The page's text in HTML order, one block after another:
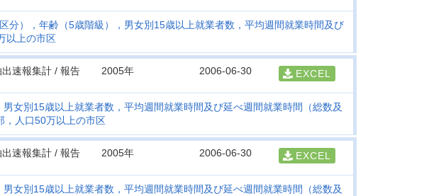
分），年齢（5歳階級），男女別15歳以上就業者数，平均週間就業時間及び
以上の市区
速報集計 / 報告
2005年 2006-06-30 EXCEL
女別15歳以上就業者数，平均週間就業時間及び延べ週間就業時間（総数及
，人口50万以上の市区
速報集計 / 報告
2005年 2006-06-30 EXCEL
女別15歳以上就業者数，平均週間就業時間及び延べ週間就業時間（総数及